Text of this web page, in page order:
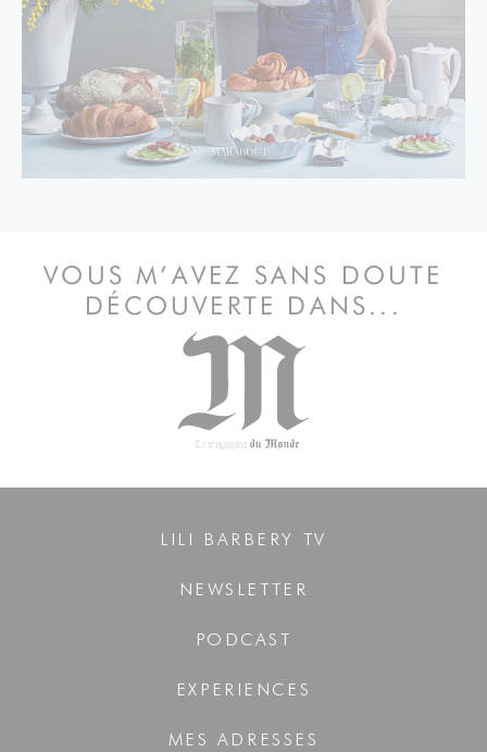
VOUS M’AVEZ SANS DOUTE
DÉCOUVERTE DANS...
LILI BARBERY TV
NEWSLETTER
PODCAST
EXPERIENCES
MES ADRESSES